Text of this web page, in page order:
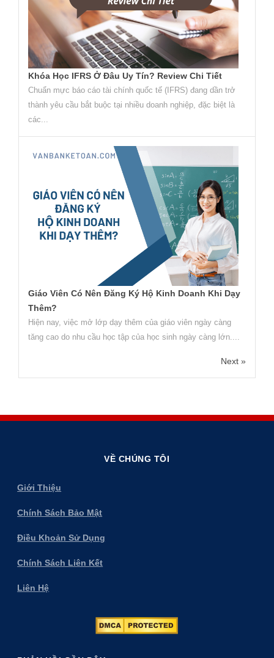
Khóa Học IFRS Ở Đâu Uy Tín? Review Chi Tiết
Chuẩn mực báo cáo tài chính quốc tế (IFRS) đang dần trở
thành yêu cầu bắt buộc tại nhiều doanh nghiệp, đặc biệt là
các...
Giáo Viên Có Nên Đăng Ký Hộ Kinh Doanh Khi Dạy
Thêm?
Hiện nay, việc mở lớp dạy thêm của giáo viên ngày càng
tăng cao do nhu cầu học tập của học sinh ngày càng lớn....
Next »
VỀ CHÚNG TÔI
Giới Thiệu
Chính Sách Bảo Mật
Điều Khoản Sử Dụng
Chính Sách Liên Kết
Liên Hệ